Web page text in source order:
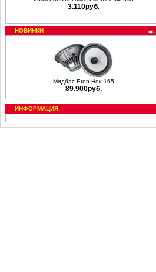
3.110руб.
НОВИНКИ
Мидбас Eton Hex 165
89.900руб.
ИНФОРМАЦИЯ: